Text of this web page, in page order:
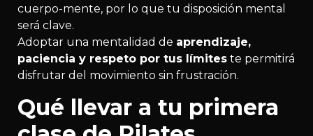
cuerpo-mente, por lo que tu disposición mental
será clave.
Adoptar una mentalidad de aprendizaje,
paciencia y respeto por tus límites te permitirá
disfrutar del movimiento sin frustración.
Qué llevar a tu primera